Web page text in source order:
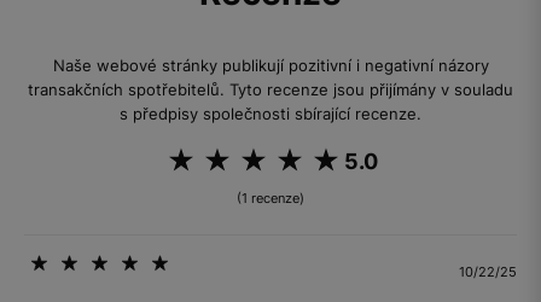
Naše webové stránky publikují pozitivní i negativní názory
transakčních spotřebitelů. Tyto recenze jsou přijímány v souladu
s předpisy společnosti sbírající recenze.
5.0
(1 recenze)
10/22/25